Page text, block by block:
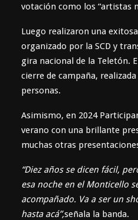
votación como los “artistas
Luego realizaron una
organizado por la SCD y
gira nacional de la Teletón.
cierre de campaña,
personas.
Asimismo, en 2024
verano con una brillante
muchas otras
“Diez años se dicen fácil,
esa noche en el Monticello
acompañado. Va a ser un
hasta acá”,señala la banda.